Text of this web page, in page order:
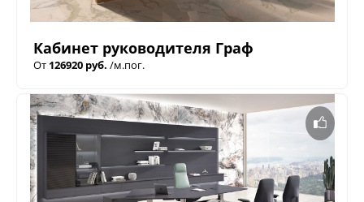
Кабинет руководителя Граф
От 126920 руб. /м.пог.